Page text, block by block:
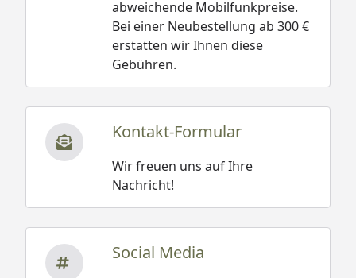
abweichende Mobilfunkpreise.
Bei einer Neubestellung ab 300 €
erstatten wir Ihnen diese
Gebühren.
Kontakt-Formular
Wir freuen uns auf Ihre
Nachricht!
Social Media